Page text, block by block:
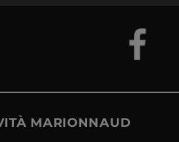
MARIONNAUD